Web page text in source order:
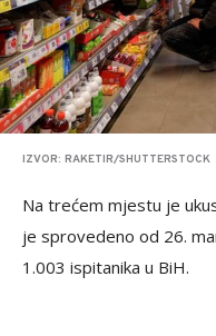
IZVOR: RAKETIR/SHUTTERSTOCK
Na trećem mjestu je
je sprovedeno od 26.
1.003 ispitanika u BiH.